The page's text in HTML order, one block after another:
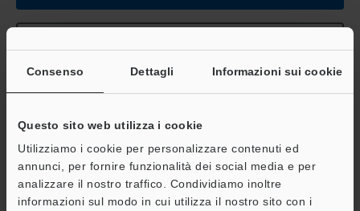
Consenso Dettagli Informazioni sui cookie
Questo sito web utilizza i cookie
Utilizziamo i cookie per personalizzare contenuti ed
annunci, per fornire funzionalità dei social media e per
analizzare il nostro traffico. Condividiamo inoltre
informazioni sul modo in cui utilizza il nostro sito con i
Guide tecniche
Scheda tecnica (PDF)
Consulenza